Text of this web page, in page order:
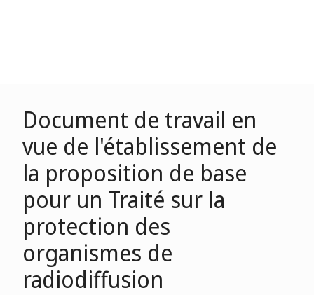
Document de travail en
vue de l'établissement de
la proposition de base
pour un Traité sur la
protection des
organismes de
radiodiffusion